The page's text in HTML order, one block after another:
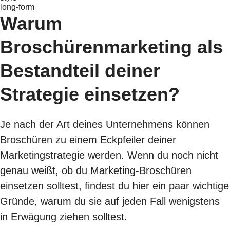
long-form
Warum
Broschürenmarketing als
Bestandteil deiner
Strategie einsetzen?
Je nach der Art deines Unternehmens können
Broschüren zu einem Eckpfeiler deiner
Marketingstrategie werden. Wenn du noch nicht
genau weißt, ob du Marketing-Broschüren
einsetzen solltest, findest du hier ein paar wichtige
Gründe, warum du sie auf jeden Fall wenigstens
in Erwägung ziehen solltest.